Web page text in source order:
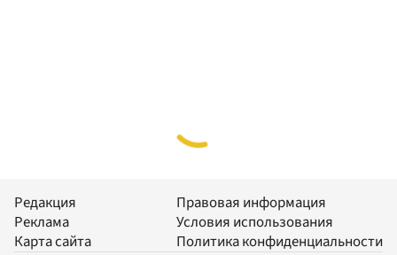
Редакция
Реклама
Карта сайта
Правовая информация
Условия использования
Политика конфиденциальности